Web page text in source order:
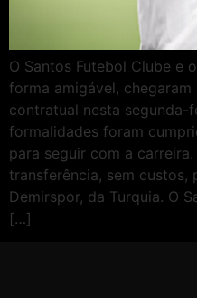
O Santos Futebol Clube e
forma amigável,
contratual nesta segunda-
formalidades foram
para seguir com a
transferência, sem custos,
Demirspor, da Turquia. O
[…]